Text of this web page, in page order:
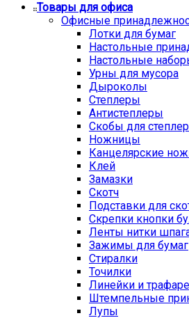
Товары для офиса
Офисные
Лотки для бумаг
Настольные
Настольные
Урны для мусора
Дыроколы
Степлеры
Антистеплеры
Скобы для
Ножницы
Канцелярские
Клей
Замазки
Скотч
Подставки для
Скрепки кнопки
Ленты нитки
Зажимы для бумаг
Стиралки
Точилки
Линейки и
Штемпельные
Лупы